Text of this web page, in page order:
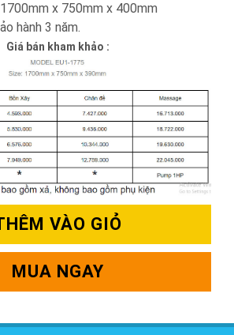
x 750mm x 400mm
hành 3 năm.
Giá bán kham khảo :
VÀO GIỎ
MUA NGAY